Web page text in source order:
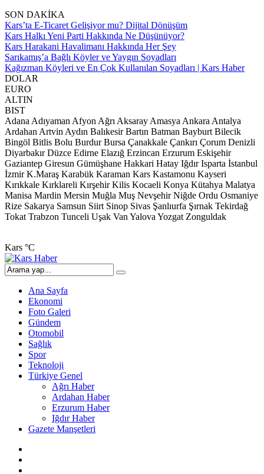
SON DAKİKA
Kars’ta E-Ticaret Gelişiyor mu? Dijital Dönüşüm
Kars Halkı Yeni Parti Hakkında Ne Düşünüyor?
Kars Harakani Havalimanı Hakkında Her Şey
Sarıkamış’a Bağlı Köyler ve Yaygın Soyadları
Kağızman Köyleri ve En Çok Kullanılan Soyadları | Kars Haber
DOLAR
EURO
ALTIN
BIST
Adana Adıyaman Afyon Ağrı Aksaray Amasya Ankara Antalya
Ardahan Artvin Aydın Balıkesir Bartın Batman Bayburt Bilecik
Bingöl Bitlis Bolu Burdur Bursa Çanakkale Çankırı Çorum Denizli
Diyarbakır Düzce Edirne Elazığ Erzincan Erzurum Eskişehir
Gaziantep Giresun Gümüşhane Hakkari Hatay Iğdır Isparta İstanbul
İzmir K.Maraş Karabük Karaman Kars Kastamonu Kayseri
Kırıkkale Kırklareli Kırşehir Kilis Kocaeli Konya Kütahya Malatya
Manisa Mardin Mersin Muğla Muş Nevşehir Niğde Ordu Osmaniye
Rize Sakarya Samsun Siirt Sinop Sivas Şanlıurfa Şırnak Tekirdağ
Tokat Trabzon Tunceli Uşak Van Yalova Yozgat Zonguldak
Kars °C
Ana Sayfa
Ekonomi
Foto Galeri
Gündem
Otomobil
Sağlık
Spor
Teknoloji
Türkiye Genel
Ağrı Haber
Ardahan Haber
Erzurum Haber
Iğdır Haber
Gazete Manşetleri